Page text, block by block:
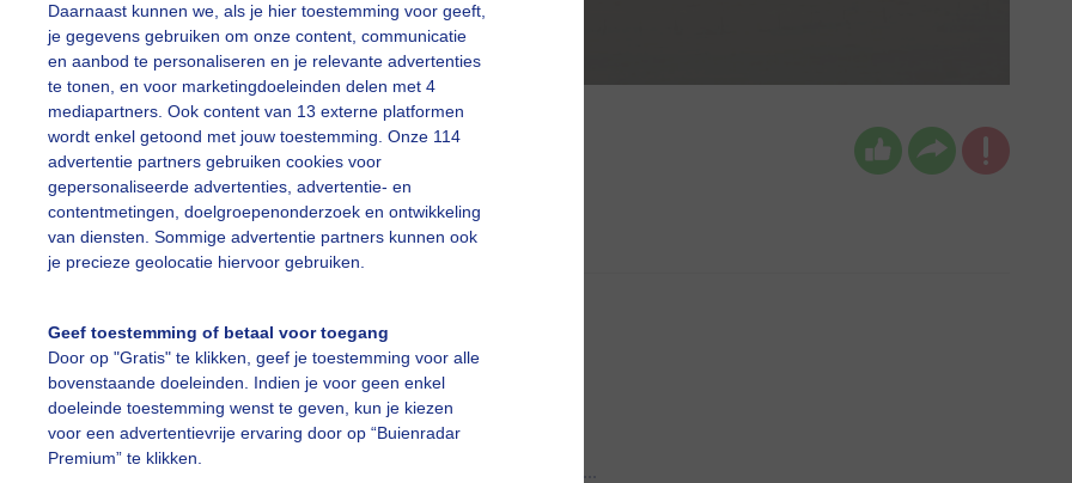
Daarnaast kunnen we, als je hier toestemming voor geeft,
je gegevens gebruiken om onze content, communicatie
en aanbod te personaliseren en je relevante advertenties
te tonen, en voor marketingdoeleinden delen met 4
mediapartners. Ook content van 13 externe platformen
wordt enkel getoond met jouw toestemming. Onze 114
advertentie partners gebruiken cookies voor
gepersonaliseerde advertenties, advertentie- en
contentmetingen, doelgroepenonderzoek en ontwikkeling
van diensten. Sommige advertentie partners kunnen ook
je precieze geolocatie hiervoor gebruiken.
Geef toestemming of betaal voor toegang
Door op "Gratis" te klikken, geef je toestemming voor alle
bovenstaande doeleinden. Indien je voor geen enkel
doeleinde toestemming wenst te geven, kun je kiezen
voor een advertentievrije ervaring door op “Buienradar
Premium” te klikken.
graden Celsius
Corry van Daalen Gemaakt: 04-08-2025, 37x bekeken